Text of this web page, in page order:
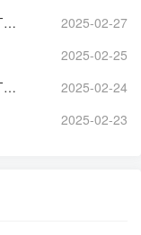
邳州系统门窗定制厂家（邳州系统门窗定制厂家地址 ）
2025-02-27
2025-02-25
南京高端门窗定制厂家（南京高端门窗定制厂家电话 ）
2025-02-24
2025-02-23